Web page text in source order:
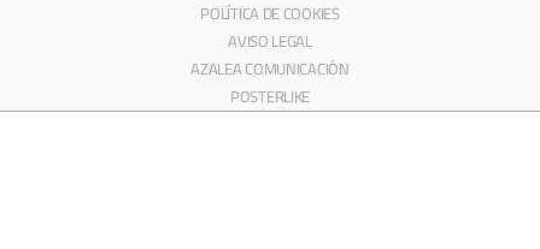
POLÍTICA DE COOKIES
AVISO LEGAL
AZALEA COMUNICACIÓN
POSTERLIKE